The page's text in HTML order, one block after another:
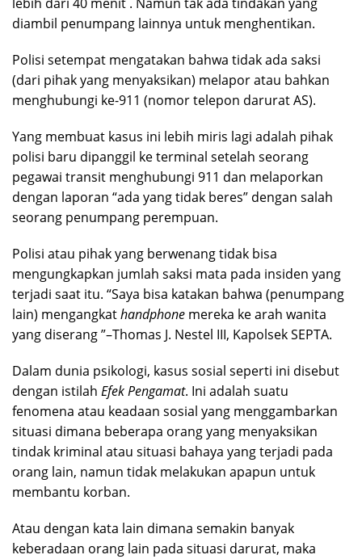
diambil penumpang lainnya untuk menghentikan.
Polisi setempat mengatakan bahwa tidak ada saksi
(dari pihak yang menyaksikan) melapor atau bahkan
menghubungi ke-911 (nomor telepon darurat AS).
Yang membuat kasus ini lebih miris lagi adalah pihak
polisi baru dipanggil ke terminal setelah seorang
pegawai transit menghubungi 911 dan melaporkan
dengan laporan “ada yang tidak beres” dengan salah
seorang penumpang perempuan.
Polisi atau pihak yang berwenang tidak bisa
mengungkapkan jumlah saksi mata pada insiden yang
terjadi saat itu. “Saya bisa katakan bahwa (penumpang
lain) mengangkathandphone mereka ke arah wanita
yang diserang ”–Thomas J. Nestel III, Kapolsek SEPTA.
Dalam dunia psikologi, kasus sosial seperti ini disebut
dengan istilah Efek Pengamat. Ini adalah suatu
fenomena atau keadaan sosial yang menggambarkan
situasi dimana beberapa orang yang menyaksikan
tindak kriminal atau situasi bahaya yang terjadi pada
orang lain, namun tidak melakukan apapun untuk
membantu korban.
Atau dengan kata lain dimana semakin banyak
keberadaan orang lain pada situasi darurat, maka